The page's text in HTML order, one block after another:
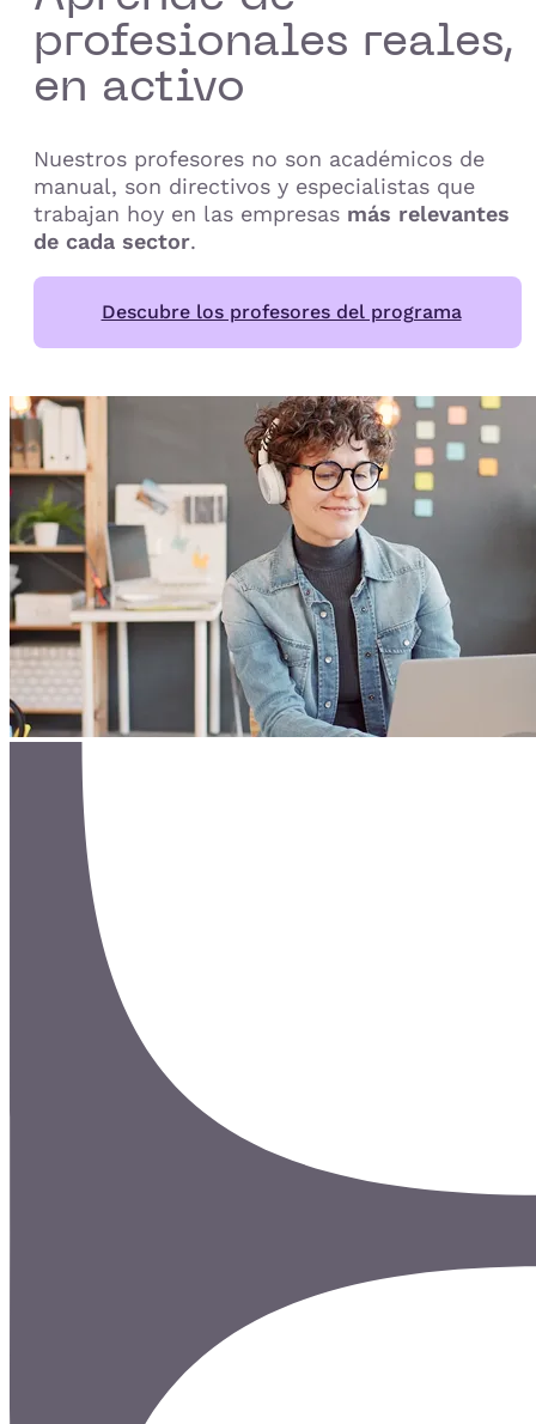
profesionales reales,
en activo
Nuestros profesores no son académicos de
manual, son directivos y especialistas que
trabajan hoy en las empresas más relevantes
de cada sector.
Descubre los profesores del programa